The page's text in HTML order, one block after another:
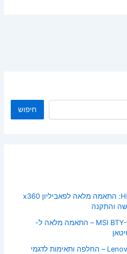
חיפוש
סוללת HP KN02XL 37.2Wh: התאמה מלאה לפאביליון x360
והתקנה
סוללת MSI BTY-L78right 75.24Wh – התאמה מלאה ל-
סוללת Lenovo 45N1086 48Wh – החלפה ותאימות לדגמי